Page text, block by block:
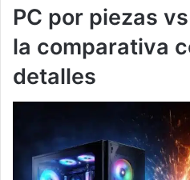
PC por piezas
la comparativa
detalles